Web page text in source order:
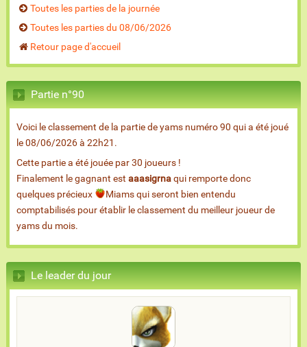
Toutes les parties de la journée
Toutes les parties du 08/06/2026
Retour page d'accueil
Partie n°90
Voici le classement de la partie de yams numéro 90 qui a été joué
le 08/06/2026 à 22h21.
Cette partie a été jouée par 30 joueurs !
Finalement le gagnant est aaasigrnaqui remporte donc
quelques précieux
Miams qui seront bien entendu
comptabilisés pour établir le classement du meilleur joueur de
yams du mois.
Le leader du jour